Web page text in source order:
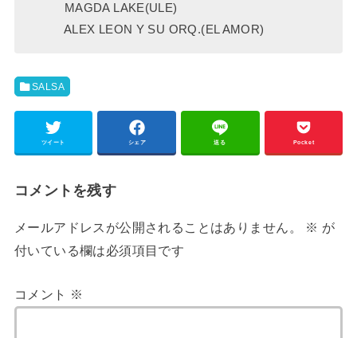
MAGDA LAKE(ULE)
ALEX LEON Y SU ORQ.(EL AMOR)
SALSA
ツイート シェア 送る Pocket
コメントを残す
メールアドレスが公開されることはありません。 ※ が
付いている欄は必須項目です
コメント ※